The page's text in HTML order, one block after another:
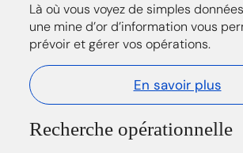
Là où vous voyez de simples
une mine d’or d’information vous
prévoir et gérer vos opérations.
En savoir plus
Recherche opérationnelle